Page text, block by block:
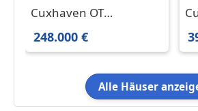
Cuxhaven OT
122 m²
Cuxhaven OT
Altenbruch 27478
248.000 €
Alle Häuser